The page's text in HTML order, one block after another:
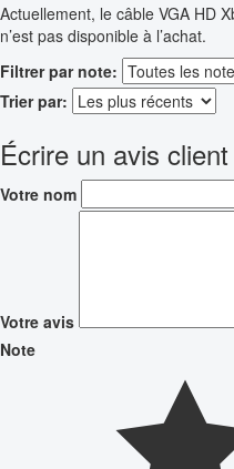
Actuellement, le câble VGA HD
n’est pas disponible à l’achat.
Filtrer par note:
Trier par:
Écrire un avis client
Votre nom
Votre avis
Note